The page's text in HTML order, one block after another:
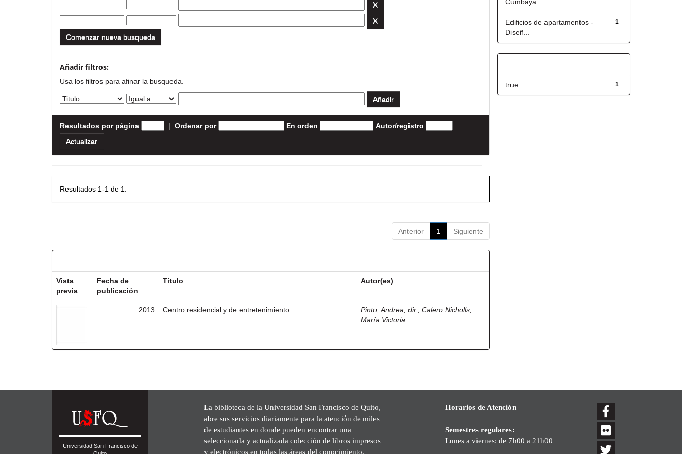
Comenzar nueva busqueda
Añadir filtros:
Usa los filtros para afinar la busqueda.
Resultados por página | Ordenar por En orden Autor/registro
Resultados 1-1 de 1.
Anterior 1 Siguiente
Vista
previa
Fecha de
publicación
Título Autor(es)
2013 Centro residencial y de entretenimiento. Pinto, Andrea, dir. ;Calero Nicholls,
María Victoria
1
Edificios de apartamentos -
Diseñ...
1
true
Universidad San Francisco de
La biblioteca de la Universidad San Francisco de Quito,
abre sus servicios diariamente para la atención de miles
de estudiantes en donde pueden encontrar una
seleccionada y actualizada colección de libros impresos
y electrónicos en todas las áreas del conocimiento,
Horarios de Atención
Semestres regulares:
Lunes a viernes: de 7h00 a 21h00